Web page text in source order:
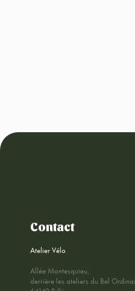
Contact
Atelier Vélo
Allée Montesquieu,
derrière les ateliers du Bel